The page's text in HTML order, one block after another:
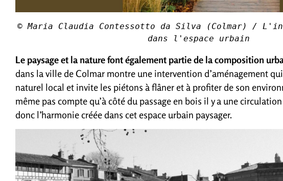
© Maria Claudia Contessotto da Silva (Colmar) /
dans l'espace urbain
Le paysage et la nature font également partie de la composition
dans la ville de Colmar montre une intervention d’aménagement
naturel local et invite les piétons à flâner et à profiter de son
même pas compte qu’à côté du passage en bois il y a une
donc l’harmonie créée dans cet espace urbain paysager.